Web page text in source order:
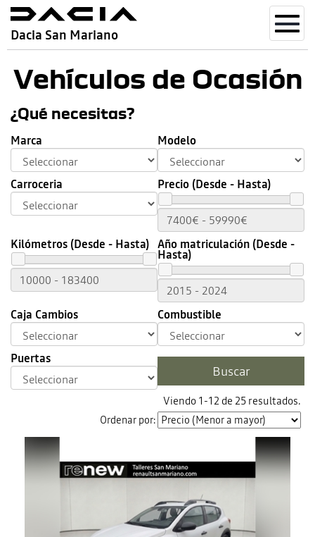
Dacia San Mariano
Vehículos de Ocasión
¿Qué necesitas?
Marca Modelo
Carroceria Precio (Desde - Hasta)
Kilómetros (Desde - Hasta) Año matriculación (Desde -
Hasta)
Caja Cambios Combustible
Puertas
Viendo 1-12 de 25 resultados.
Ordenar por: